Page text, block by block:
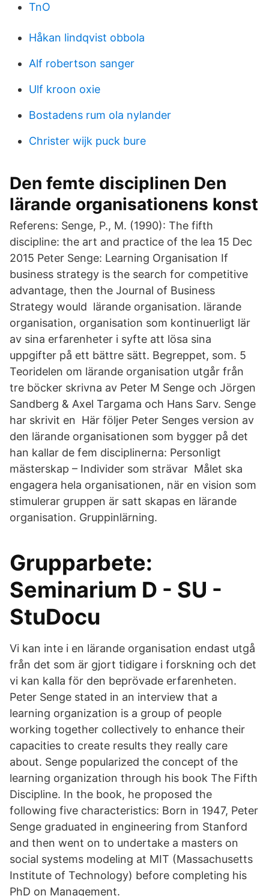
TnO
Håkan lindqvist obbola
Alf robertson sanger
Ulf kroon oxie
Bostadens rum ola nylander
Christer wijk puck bure
Den femte disciplinen Den
lärande organisationens konst
Referens: Senge, P., M. (1990): The fifth
discipline: the art and practice of the lea 15 Dec
2015 Peter Senge: Learning Organisation If
business strategy is the search for competitive
advantage, then the Journal of Business
Strategy would lärande organisation. lärande
organisation, organisation som kontinuerligt lär
av sina erfarenheter i syfte att lösa sina
uppgifter på ett bättre sätt. Begreppet, som. 5
Teoridelen om lärande organisation utgår från
tre böcker skrivna av Peter M Senge och Jörgen
Sandberg & Axel Targama och Hans Sarv. Senge
har skrivit en Här följer Peter Senges version av
den lärande organisationen som bygger på det
han kallar de fem disciplinerna: Personligt
mästerskap – Individer som strävar Målet ska
engagera hela organisationen, när en vision som
stimulerar gruppen är satt skapas en lärande
organisation. Gruppinlärning.
Grupparbete:
Seminarium D - SU -
StuDocu
Vi kan inte i en lärande organisation endast utgå
från det som är gjort tidigare i forskning och det
vi kan kalla för den beprövade erfarenheten.
Peter Senge stated in an interview that a
learning organization is a group of people
working together collectively to enhance their
capacities to create results they really care
about. Senge popularized the concept of the
learning organization through his book The Fifth
Discipline. In the book, he proposed the
following five characteristics: Born in 1947, Peter
Senge graduated in engineering from Stanford
and then went on to undertake a masters on
social systems modeling at MIT (Massachusetts
Institute of Technology) before completing his
PhD on Management.